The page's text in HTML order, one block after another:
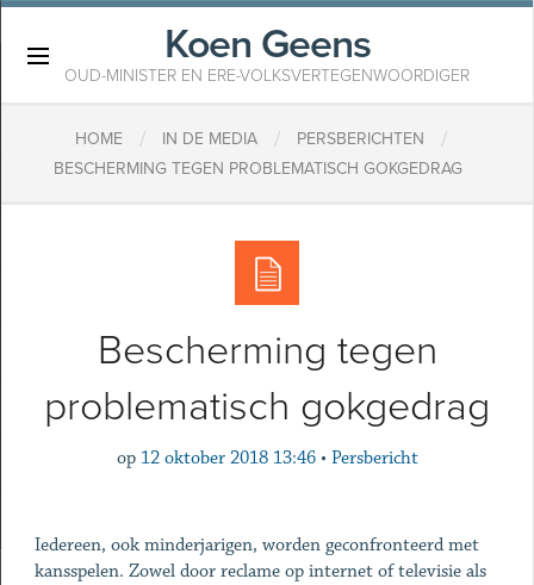
Koen Geens
OUD-MINISTER EN ERE-VOLKSVERTEGENWOORDIGER
HOME / IN DE MEDIA / PERSBERICHTEN /
BESCHERMING TEGEN PROBLEMATISCH GOKGEDRAG
Bescherming tegen
problematisch gokgedrag
op 12 oktober 2018 13:46 • Persbericht
Iedereen, ook minderjarigen, worden geconfronteerd met
kansspelen. Zowel door reclame op internet of televisie als